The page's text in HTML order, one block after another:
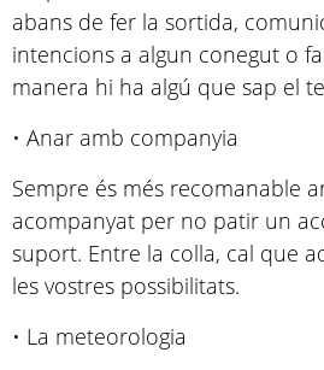
abans de fer la sortida,
intencions a algun conegut o
manera hi ha algú que sap el
• Anar amb companyia
Sempre és més recomanable
acompanyat per no patir un
suport. Entre la colla, cal que
les vostres possibilitats.
• La meteorologia